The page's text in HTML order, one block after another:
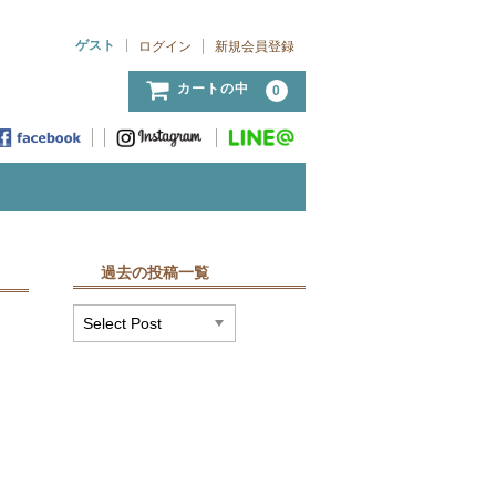
ゲスト
ログイン 新規会員登録
カートの中 0
過去の投稿一覧